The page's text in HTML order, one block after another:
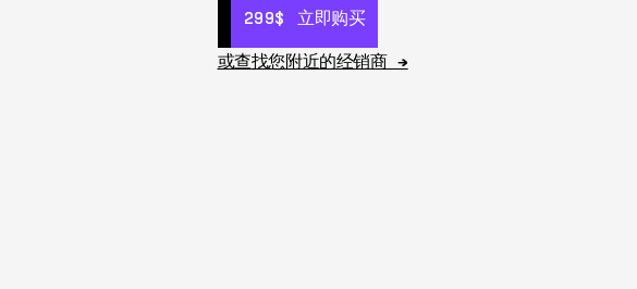
299$ 立即购买
299$ 立即购买
或查找您附近的经销商 →